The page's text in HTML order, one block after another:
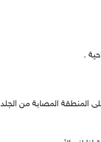
.
المنطقة المصابة من الجلد